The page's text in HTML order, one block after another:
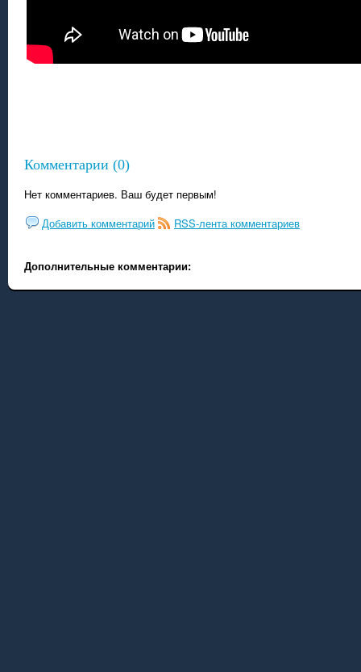
Комментарии (0)
Нет комментариев. Ваш будет первым!
Добавить комментарий
RSS-лента комментариев
Дополнительные комментарии: